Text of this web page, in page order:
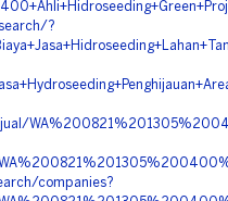
?
companies?